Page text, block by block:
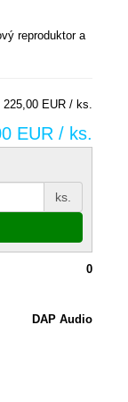
reproduktor a
225,00 EUR / ks.
EUR / ks.
ks.
0
DAP Audio